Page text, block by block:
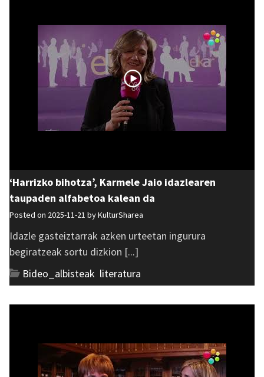
‘Harrizko bihotza’, Karmele Jaio idazlearen
taupaden alfabetoa kalean da
Posted on 2025-11-21 byKulturSharea
Idazle gasteiztarrak azken urteetan ingurura
begiratzeak sortu dizkion [...]
Bideo_albisteak literatura